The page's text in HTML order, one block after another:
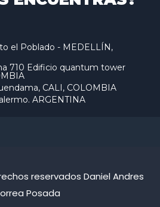
el Poblado - MEDELLÍN,
710 Edificio quantum tower
CALI, COLOMBIA
ARGENTINA
reservados Daniel Andres
Posada